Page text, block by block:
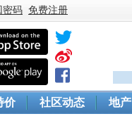
密码 免费注册
价 社区动态 地产